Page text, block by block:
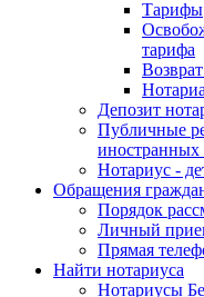
Тарифы
тарифа
Депозит
Публичные
иностранных
Нотариус -
Обращения
Порядок
Личный
Прямая
Найти нотариуса
Нотариусы